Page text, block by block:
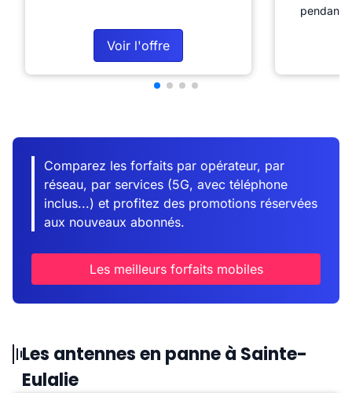
Voir l'offre
pendant
Comparez les forfaits par opérateur, par
réseau, par services (5G, avec téléphone
inclus...) et profitez des promotions réservées
aux nouveaux abonnés.
Les meilleurs forfaits mobiles
Les antennes en panne à Sainte-
Eulalie